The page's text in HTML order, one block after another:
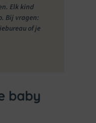
Elk kind
Bij vragen:
of je
baby